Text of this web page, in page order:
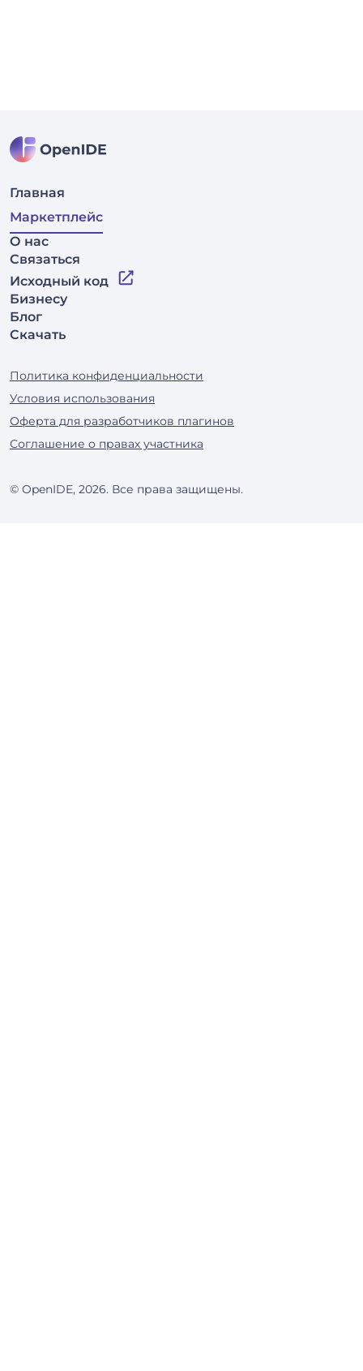
Главная
Маркетплейс
О нас
Связаться
Исходный код
Бизнесу
Блог
Скачать
Политика конфиденциальности
Условия использования
Оферта для разработчиков плагинов
Соглашение о правах участника
© OpenIDE, 2026. Все права защищены.